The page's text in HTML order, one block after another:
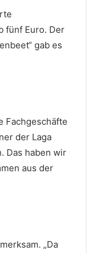
fünf Euro. Der
gab es
Fachgeschäfte
der Laga
Das haben wir
aus der
„Da